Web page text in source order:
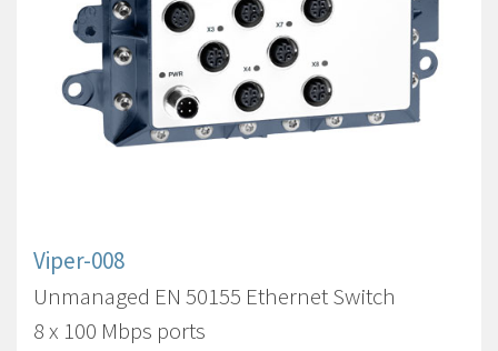
Viper-008
Unmanaged EN 50155 Ethernet Switch
8 x 100 Mbps ports